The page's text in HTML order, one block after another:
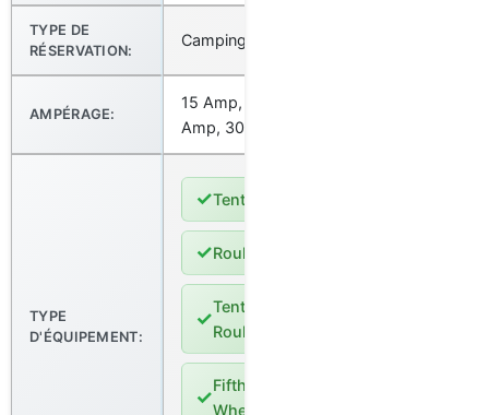
TYPE DE
RÉSERVATION:
Camping
AMPÉRAGE:
15 Amp, 20
Amp, 30 Amp
TYPE
D'ÉQUIPEMENT:
✓Tente
✓Roulotte
✓
Tente-
Roulotte
✓
Fifth
Wheel